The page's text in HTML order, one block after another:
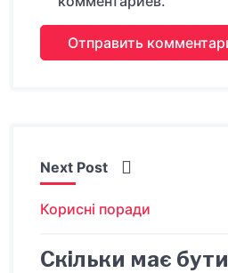
Next Post
Корисні поради
Скільки має бути